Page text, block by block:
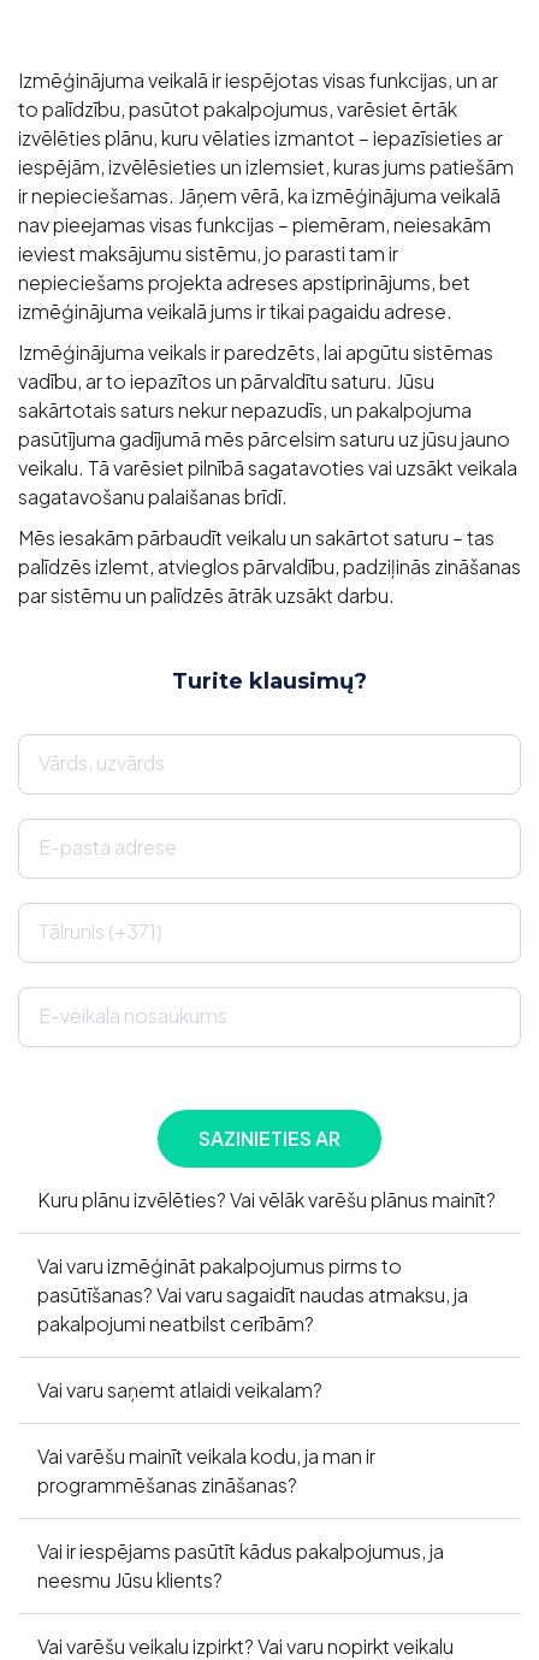
Izmēģinājuma veikalā ir iespējotas visas funkcijas, un ar
to palīdzību, pasūtot pakalpojumus, varēsiet ērtāk
izvēlēties plānu, kuru vēlaties izmantot – iepazīsieties ar
iespējām, izvēlēsieties un izlemsiet, kuras jums patiešām
ir nepieciešamas. Jāņem vērā, ka izmēģinājuma veikalā
nav pieejamas visas funkcijas – piemēram, neiesakām
ieviest maksājumu sistēmu, jo parasti tam ir
nepieciešams projekta adreses apstiprinājums, bet
izmēģinājuma veikalā jums ir tikai pagaidu adrese.
Izmēģinājuma veikals ir paredzēts, lai apgūtu sistēmas
vadību, ar to iepazītos un pārvaldītu saturu. Jūsu
sakārtotais saturs nekur nepazudīs, un pakalpojuma
pasūtījuma gadījumā mēs pārcelsim saturu uz jūsu jauno
veikalu. Tā varēsiet pilnībā sagatavoties vai uzsākt veikala
sagatavošanu palaišanas brīdī.
Mēs iesakām pārbaudīt veikalu un sakārtot saturu – tas
palīdzēs izlemt, atvieglos pārvaldību, padziļinās zināšanas
par sistēmu un palīdzēs ātrāk uzsākt darbu.
Turite klausimų?
Vārds, uzvārds
E-pasta adrese
Tālrunis (+371)
E-veikala nosaukums
Kuru plānu izvēlēties? Vai vēlāk varēšu plānus mainīt?
Vai varu izmēģināt pakalpojumus pirms to
pasūtīšanas? Vai varu sagaidīt naudas atmaksu, ja
pakalpojumi neatbilst cerībām?
Vai varu saņemt atlaidi veikalam?
Vai varēšu mainīt veikala kodu, ja man ir
programmēšanas zināšanas?
Vai ir iespējams pasūtīt kādus pakalpojumus, ja
neesmu Jūsu klients?
Vai varēšu veikalu izpirkt? Vai varu nopirkt veikalu